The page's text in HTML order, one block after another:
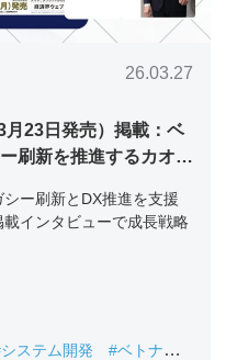
26.03.27
月23日発売）掲載：ベ
刷新を推進するカオピ
ー刷新とDX推進を支援
インタビューで成長戦略
ステム開発
#ベトナムIT